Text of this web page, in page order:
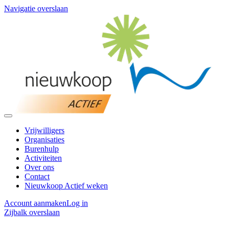
Navigatie overslaan
Vrijwilligers
Organisaties
Burenhulp
Activiteiten
Over ons
Contact
Nieuwkoop Actief weken
Account aanmakenLog in
Zijbalk overslaan